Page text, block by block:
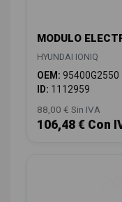
MODULO
HYUNDAI IONIQ
OEM: 95400G2550
ID: 1112959
88,00 € Sin IVA
106,48 € Con